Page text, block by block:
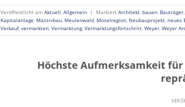
Veröffentlicht am Aktuell, Allgemein | Markiert Architekt, bauen, Bauträger,
Kapitalanlage, Massivbau, Meulenwald, Moselregion, Neubauprojekt, neues
Verkauf, vermarkten, Vermarktung, Vermarktungsfortschritt, Weyer, Weyer
Höchste Aufmerksamkeit